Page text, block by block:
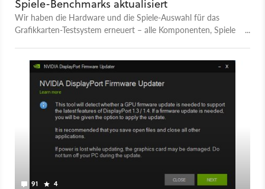
Spiele-Benchmarks aktualisiert
Wir haben die Hardware und die Spiele-Auswahl für das
Grafikkarten-Testsystem erneuert – alle Komponenten, Spiele
91 4